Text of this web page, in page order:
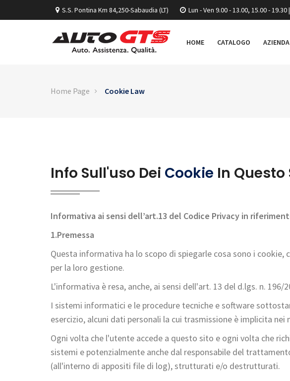
S.S. Pontina Km 84,250-Sabaudia (LT) Lun - Ven 9.00 - 13.00, 15.00 - 19.30
HOME CATALOGO AZIENDA
Home Page Cookie Law
Info Sull'uso Dei Cookie In Questo
Informativa ai sensi dell’art.13 del Codice Privacy in
1.Premessa
Questa informativa ha lo scopo di spiegarle cosa sono i
per la loro gestione.
L'informativa è resa, anche, ai sensi dell'art. 13 del d.lgs. n.
I sistemi informatici e le procedure tecniche e software
esercizio, alcuni dati personali la cui trasmissione è implicita
Ogni volta che l'utente accede a questo sito e ogni volta che
sistemi e potenzialmente anche dal responsabile del
(all'interno di appositi file di log), strutturati e/o destrutturati.